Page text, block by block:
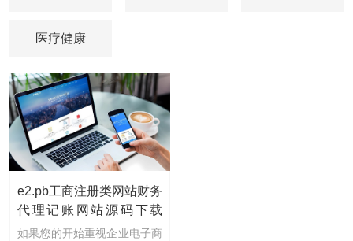
医疗健康
e2.pb工商注册类网站财务
代理记账网站源码下载
（多站合一）
如果您的开始重视企业电子商